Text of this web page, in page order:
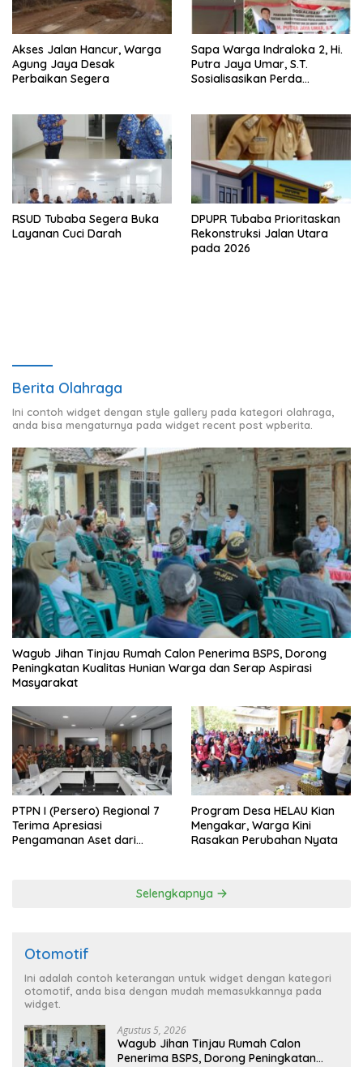
Akses Jalan Hancur, Warga
Agung Jaya Desak
Perbaikan Segera
Sapa Warga Indraloka 2, Hi.
Putra Jaya Umar, S.T.
Sosialisasikan Perda
RSUD Tubaba Segera Buka
Layanan Cuci Darah
DPUPR Tubaba Prioritaskan
Rekonstruksi Jalan Utara
pada 2026
Berita Olahraga
Ini contoh widget dengan style gallery pada kategori olahraga,
anda bisa mengaturnya pada widget recent post wpberita.
Wagub Jihan Tinjau Rumah Calon Penerima BSPS, Dorong
Peningkatan Kualitas Hunian Warga dan Serap Aspirasi
Masyarakat
PTPN I (Persero) Regional 7
Terima Apresiasi
Pengamanan Aset dari
Program Desa HELAU Kian
Mengakar, Warga Kini
Rasakan Perubahan Nyata
Selengkapnya
Otomotif
Ini adalah contoh keterangan untuk widget dengan kategori
otomotif, anda bisa dengan mudah memasukkannya pada
widget.
Agustus 5, 2026
Wagub Jihan Tinjau Rumah Calon
Penerima BSPS, Dorong Peningkatan